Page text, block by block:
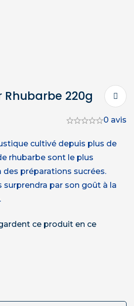
Rhubarbe 220g
0 avis
cultivé depuis plus de
rhubarbe sont le plus
des préparations sucrées.
par son goût à la
ce produit en ce